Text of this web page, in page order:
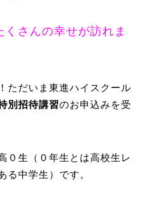
さんの幸せが訪れま
ただいま東進ハイスクール
別招待講習のお申込みを受
０生（０年生とは高校生レ
る中学生）です。